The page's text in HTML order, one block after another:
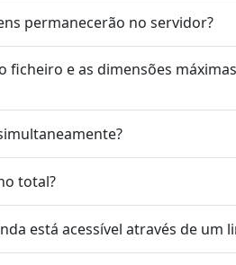
permanecerão no servidor?
ficheiro e as dimensões
total?
está acessível através de um